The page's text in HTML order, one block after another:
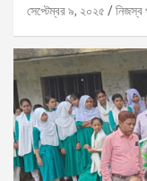
সেপ্টেম্বর ৯, ২০২৫ নিজস্ব